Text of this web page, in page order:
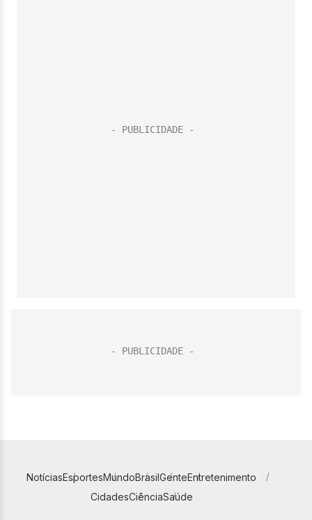
NotíciasEsportesMundoBrasilGenteEntretenimento
CidadesCiênciaSaúde